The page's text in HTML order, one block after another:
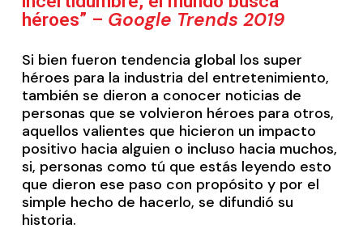
héroes” – Google Trends 2019
Si bien fueron tendencia global los super
héroes para la industria del entretenimiento,
también se dieron a conocer noticias de
personas que se volvieron héroes para otros,
aquellos valientes que hicieron un impacto
positivo hacia alguien o incluso hacia muchos,
si, personas como tú que estás leyendo esto
que dieron ese paso con propósito y por el
simple hecho de hacerlo, se difundió su
historia.